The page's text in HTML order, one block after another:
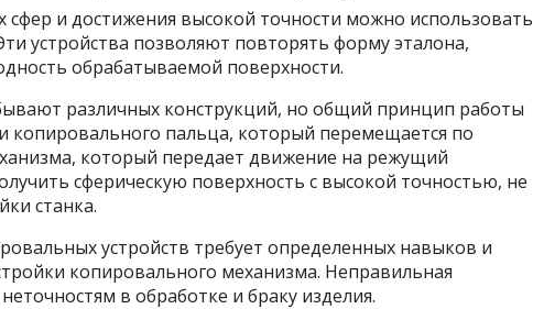
сфер и достижения высокой точности можно использовать
устройства позволяют повторять форму эталона,
обрабатываемой поверхности.
различных конструкций, но общий принцип работы
копировального пальца, который перемещается по
который передает движение на режущий
сферическую поверхность с высокой точностью, не
станка.
устройств требует определенных навыков и
копировального механизма. Неправильная
в обработке и браку изделия.